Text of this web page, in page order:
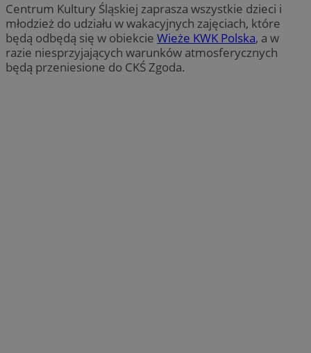
Centrum Kultury Śląskiej zaprasza wszystkie dzieci i
młodzież do udziału w wakacyjnych zajęciach, które
będą odbędą się w obiekcie Wieże KWK Polska, a w
razie niesprzyjających warunków atmosferycznych
będą przeniesione do CKŚ Zgoda.